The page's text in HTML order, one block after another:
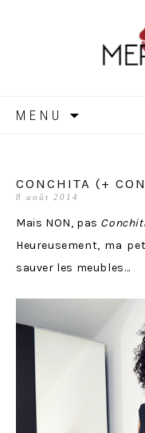
MENU
CONCHITA (+
8 août 2014
Mais NON, pas
Heureusement, ma
sauver les meubles…